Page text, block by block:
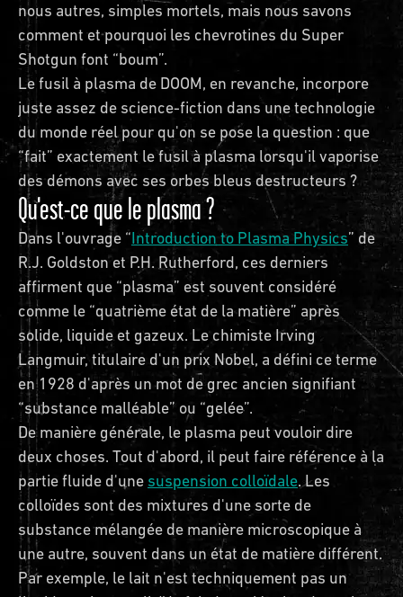
nous autres, simples mortels, mais nous savons
comment et pourquoi les chevrotines du Super
Shotgun font “boum”.
Le fusil à plasma de DOOM, en revanche, incorpore
juste assez de science-fiction dans une technologie
du monde réel pour qu'on se pose la question : que
“fait” exactement le fusil à plasma lorsqu'il vaporise
des démons avec ses orbes bleus destructeurs ?
Qu'est-ce que le plasma ?
Dans l'ouvrage “Introduction to Plasma Physics” de
R.J. Goldston et P.H. Rutherford, ces derniers
affirment que “plasma” est souvent considéré
comme le “quatrième état de la matière” après
solide, liquide et gazeux. Le chimiste Irving
Langmuir, titulaire d'un prix Nobel, a défini ce terme
en 1928 d'après un mot de grec ancien signifiant
“substance malléable” ou “gelée”.
De manière générale, le plasma peut vouloir dire
deux choses. Tout d'abord, il peut faire référence à la
partie fluide d'une suspension colloïdale. Les
colloïdes sont des mixtures d'une sorte de
substance mélangée de manière microscopique à
une autre, souvent dans un état de matière différent.
Par exemple, le lait n'est techniquement pas un